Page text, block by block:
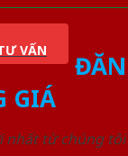
VẤN
GIÁ
nhất từ chúng tôi